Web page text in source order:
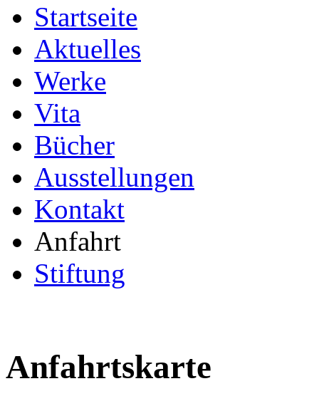
Startseite
Aktuelles
Werke
Vita
Bücher
Ausstellungen
Kontakt
Anfahrt
Stiftung
Anfahrtskarte